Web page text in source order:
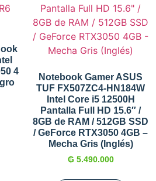
4
Notebook Gamer ASUS
TUF FX507ZC4-HN184W
Intel Core i5 12500H
Pantalla Full HD 15.6″ /
8GB de RAM / 512GB SSD
/ GeForce RTX3050 4GB –
Mecha Gris (Inglés)
₲ 5.490.000